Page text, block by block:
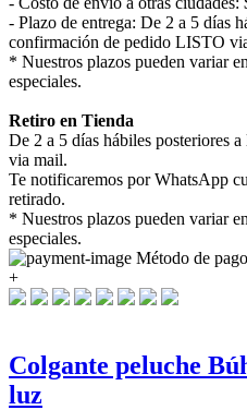
- Plazo de entrega: De 2 a 5 días
confirmación de pedido LISTO
* Nuestros plazos pueden variar
especiales.
Retiro en Tienda
De 2 a 5 días hábiles posteriores
via mail.
Te notificaremos por WhatsApp
retirado.
* Nuestros plazos pueden variar
especiales.
Método de pago
+
Colgante peluche
luz